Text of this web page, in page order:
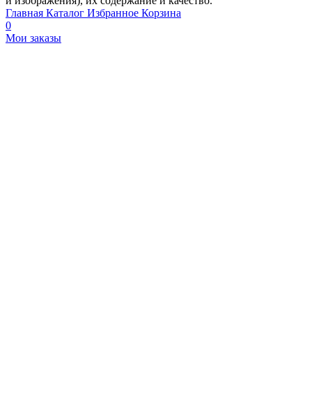
Главная Каталог Избранное Корзина
0
Мои заказы